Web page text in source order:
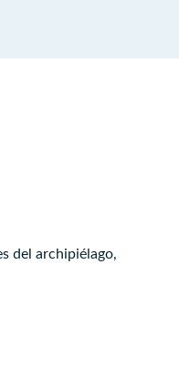
del archipiélago,